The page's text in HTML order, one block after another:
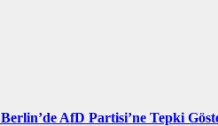
Berlin’de AfD Partisi’ne Tepki